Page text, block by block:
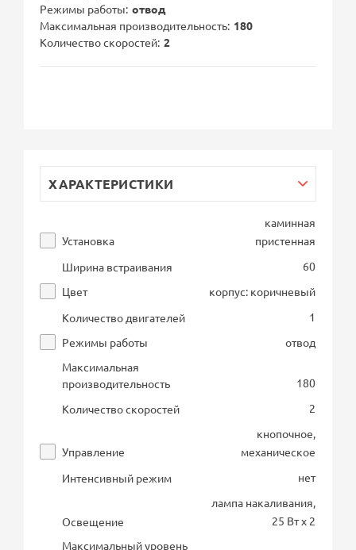
Режимы работы отвод
Максимальная производительность 180
Количество скоростей 2
ХАРАКТЕРИСТИКИ
Установка
каминная
пристенная
Ширина встраивания
60
Цвет
корпус: коричневый
Количество двигателей
1
Режимы работы
отвод
Максимальная
производительность
180
Количество скоростей
2
Управление
кнопочное,
механическое
Интенсивный режим
нет
Освещение
лампа накаливания,
25 Вт х 2
Максимальный уровень